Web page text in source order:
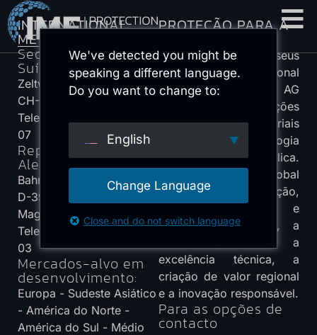
INTERNATIONAL
METAL FOAM AG
Sede social:
Suíça
Zeltweg 11
CH-8032 Zürich
Telefone: +41 44 256 16
07
Representação:
Alemanha
Bahnhofstrasse 27
D-39288 Burg bei
Magdeburg
Telefone: +49 3921 91 77
03
Mercados-alvo em
desenvolvimento:
Europa - Sudeste Asiático
- América do Norte -
América do Sul - Médio
PROTEÇÃO PARA A
Juntamente com os seus
parceiros, a International
Metal Foam AG
desenvolveu soluções
inovadoras de materiais
baseadas na tecnologia
de espuma metálica.
Como parceiro global
para a proteção,
construção leve e
segurança estrutural, a
IMF representa a
excelência técnica, a
criação de valor regional
e a inovação responsável.
Para as opções de
contacto
We've detected you might be
speaking a different language.
Do you want to change to:
English
Change Language
Close and do not switch language